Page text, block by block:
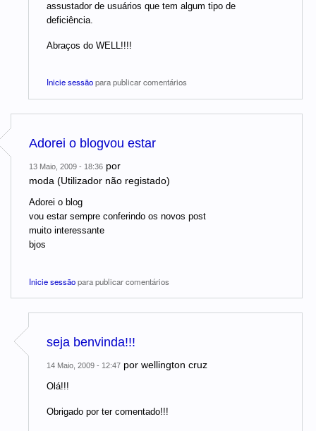
assustador de usuários que tem algum tipo de
deficiência.
Abraços do WELL!!!!
Inicie sessãopara publicar comentários
Adorei o blogvou estar
13 Maio, 2009 - 18:36 por
moda (Utilizador não registado)
Adorei o blog
vou estar sempre conferindo os novos post
muito interessante
bjos
Inicie sessãopara publicar comentários
seja benvinda!!!
14 Maio, 2009 - 12:47 por wellington cruz
Olá!!!
Obrigado por ter comentado!!!